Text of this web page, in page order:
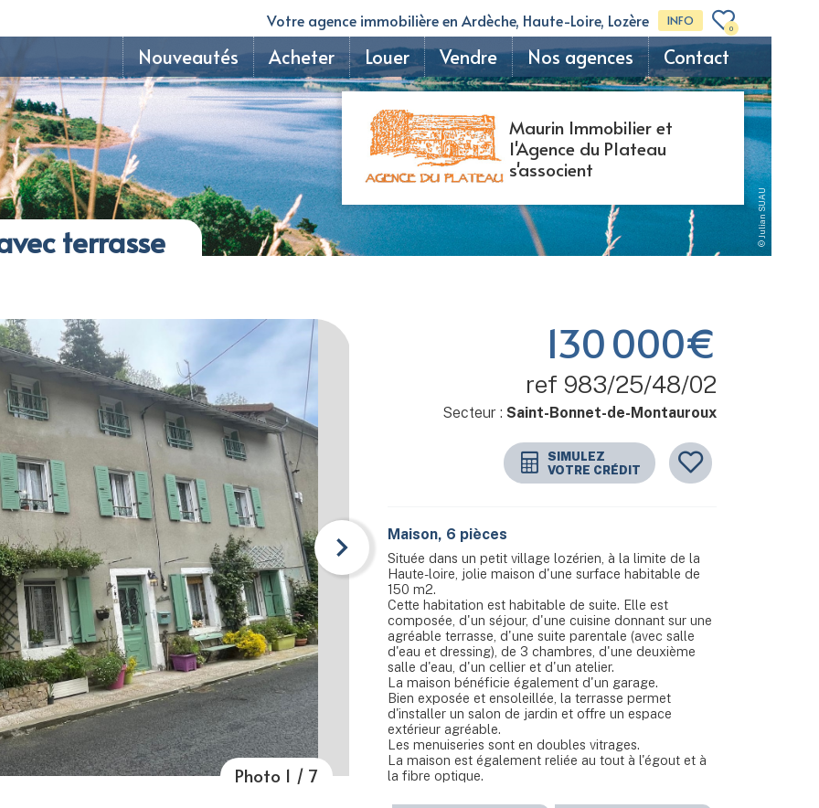
Votre agence immobilière en Ardèche, Haute-Loire, Lozère INFO 0
Nouveautés Acheter Louer Vendre Nos agences Contact
terrasse
Maurin Immobilier et
l'Agence du Plateau
s'associent
© Julian SUAU
Photo 1 / 7
130 000€
ref 983/25/48/02
Secteur : Saint-Bonnet-de-Montauroux
SIMULEZ
VOTRE CRÉDIT
Maison, 6 pièces
Située dans un petit village lozérien, à la limite de la
Haute-loire, jolie maison d'une surface habitable de
150 m2.
Cette habitation est habitable de suite. Elle est
composée, d'un séjour, d'une cuisine donnant sur une
agréable terrasse, d'une suite parentale (avec salle
d'eau et dressing), de 3 chambres, d'une deuxième
salle d'eau, d'un cellier et d'un atelier.
La maison bénéficie également d'un garage.
Bien exposée et ensoleillée, la terrasse permet
d'installer un salon de jardin et offre un espace
extérieur agréable.
Les menuiseries sont en doubles vitrages.
La maison est également reliée au tout à l'égout et à
la fibre optique.